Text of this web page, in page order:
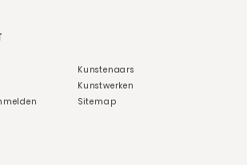
Kunstenaars
Kunstwerken
Sitemap